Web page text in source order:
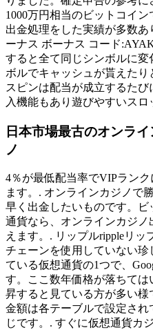
1000万円相当のビットコイ
出金処理をした実績が多数
ーナス ボーナス コード
すると全て同じシンボルに
ボルでキャッシュが貰えた
スピンは配当が成立するた
入機能もあり遊びやすいスロ
日本市場最古のオンラ
ノ
4％が最低配当率でVIPラン
ます。. オンラインカジノで
早く出金したいものです。
通貨なら、オンラインカジ
えます。. リップルrippleリ
チェーンを使用していない
ている仮想通貨の1つで、
す。ここ数年価格が落ちて
昇すると見ている方が多い
金額は各テーブルで設定さ
じです。. すぐに仮想通貨カ